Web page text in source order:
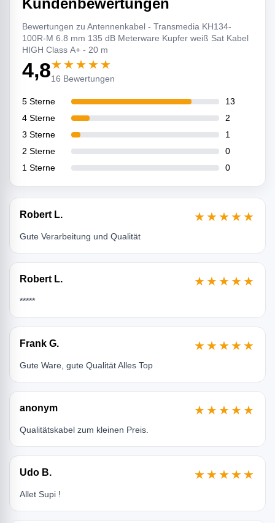
Bewertungen zu Antennenkabel - Transmedia KH134-
100R-M 6.8 mm 135 dB Meterware Kupfer weiß Sat Kabel
HIGH Class A+ - 20 m
4,8★★★★★
16 Bewertungen
5 Sterne
13
4 Sterne
2
3 Sterne
1
2 Sterne
0
1 Sterne
0
Robert L. ★★★★★
Gute Verarbeitung und Qualität
Robert L. ★★★★★
*****
Frank G. ★★★★★
Gute Ware, gute Qualität Alles Top
anonym ★★★★★
Qualitätskabel zum kleinen Preis.
Udo B. ★★★★★
Allet Supi !